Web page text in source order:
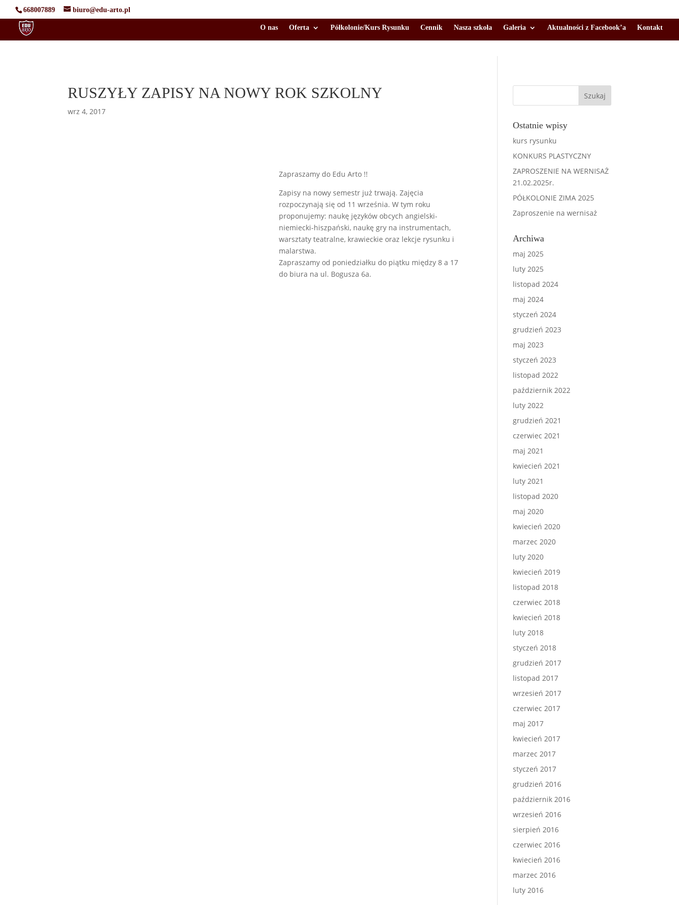
668007889 biuro@edu-arto.pl
O nas Oferta Półkolonie/Kurs Rysunku Cennik Nasza szkoła Galeria Aktualności z Facebook’a Kontakt
RUSZYŁY ZAPISY NA NOWY ROK SZKOLNY
wrz 4, 2017
Zapraszamy do Edu Arto !!
Zapisy na nowy semestr już trwają. Zajęcia
rozpoczynają się od 11 września. W tym roku
proponujemy: naukę języków obcych angielski-
niemiecki-hiszpański, naukę gry na instrumentach,
warsztaty teatralne, krawieckie oraz lekcje rysunku i
malarstwa.
Zapraszamy od poniedziałku do piątku między 8 a 17
do biura na ul. Bogusza 6a.
Ostatnie wpisy
kurs rysunku
KONKURS PLASTYCZNY
ZAPROSZENIE NA WERNISAŻ
21.02.2025r.
PÓŁKOLONIE ZIMA 2025
Zaproszenie na wernisaż
Archiwa
maj 2025
luty 2025
listopad 2024
maj 2024
styczeń 2024
grudzień 2023
maj 2023
styczeń 2023
listopad 2022
październik 2022
luty 2022
grudzień 2021
czerwiec 2021
maj 2021
kwiecień 2021
luty 2021
listopad 2020
maj 2020
kwiecień 2020
marzec 2020
luty 2020
kwiecień 2019
listopad 2018
czerwiec 2018
kwiecień 2018
luty 2018
styczeń 2018
grudzień 2017
listopad 2017
wrzesień 2017
czerwiec 2017
maj 2017
kwiecień 2017
marzec 2017
styczeń 2017
grudzień 2016
październik 2016
wrzesień 2016
sierpień 2016
czerwiec 2016
kwiecień 2016
marzec 2016
luty 2016